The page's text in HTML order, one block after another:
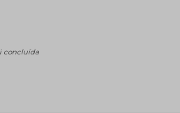
concluída